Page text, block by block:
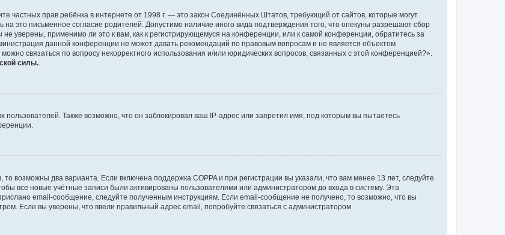
частных прав ребёнка в интернете от 1998 г. — это закон Соединённых Штатов, требующий от сайтов, которые могут
это письменное согласие родителей. Допустимо наличие иного вида подтверждения того, что опекуны разрешают сбор
уверены, применимо ли это к вам, как к регистрирующемуся на конференции, или к самой конференции, обратитесь за
данной конференции не может давать рекомендаций по правовым вопросам и не является объектом
связаться по вопросу некорректного использования и/или юридических вопросов, связанных с этой конференцией?».
силы.
Также возможно, что он заблокировал ваш IP-адрес или запретил имя, под которым вы пытаетесь
возможны два варианта. Если включена поддержка COPPA и при регистрации вы указали, что вам менее 13 лет, следуйте
все новые учётные записи были активированы пользователями или администратором до входа в систему. Эта
email-сообщение, следуйте полученным инструкциям. Если email-сообщение не получено, то возможно, что вы
Если вы уверены, что ввели правильный адрес email, попробуйте связаться с администратором.